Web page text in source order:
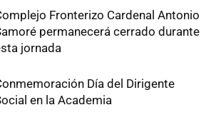
Fronterizo Cardenal Antonio
permanecerá cerrado durante
jornada
Día del Dirigente
en la Academia